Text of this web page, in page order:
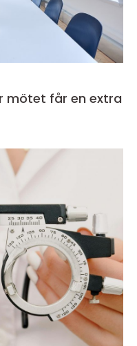
mötet får en extra